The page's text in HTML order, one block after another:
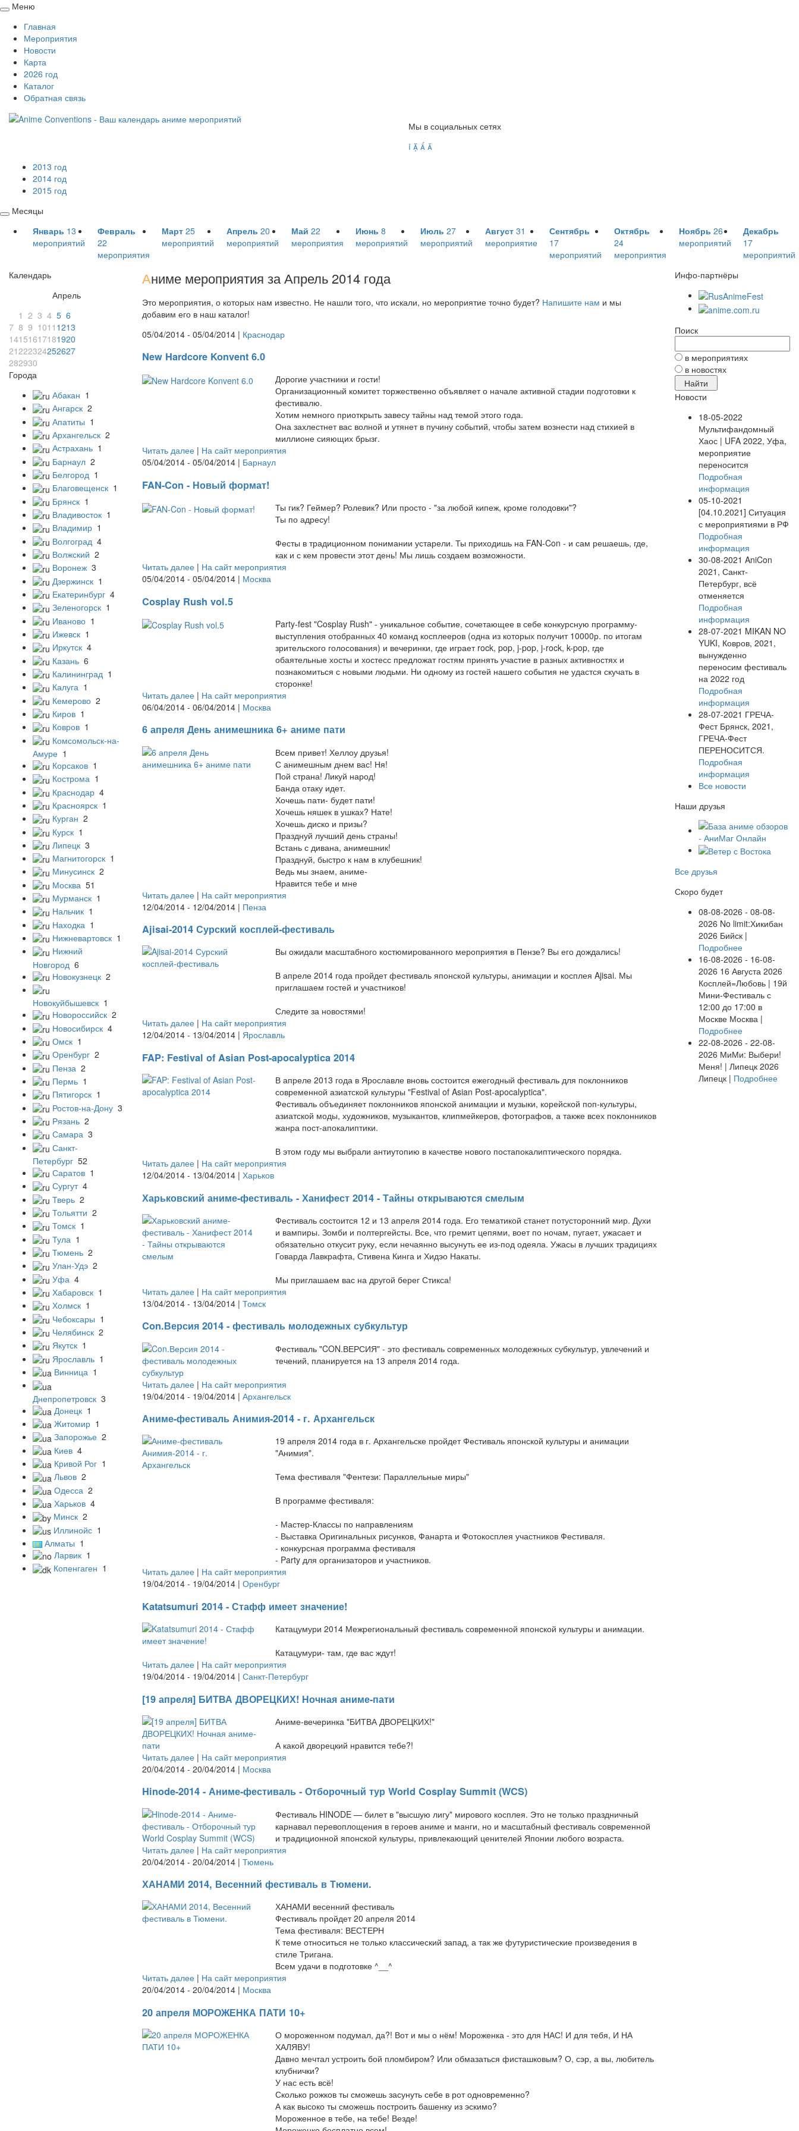
Свернуть
развернуть
Меню
Главная
Мероприятия
Новости
Карта
2026 год
Каталог
Обратная связь
Мы в социальных сетях
   
2013 год
2014 год
2015 год
Свернуть
развернуть
Месяцы
Январь 13
мероприятий
Февраль
22
мероприятия
Март 25
мероприятий
Апрель 20
мероприятий
Май 22
мероприятия
Июнь 8
мероприятий
Июль 27
мероприятий
Август 31
мероприятие
Сентябрь
17
мероприятий
Октябрь
24
мероприятия
Ноябрь 26
мероприятий
Декабрь
17
мероприятий
Календарь
Апрель
1 2 3 4 5 6
7 8 9 1011 1213
14151617181920
21222324252627
282930
Города
Абакан 1
Ангарск 2
Апатиты 1
Архангельск 2
Астрахань 1
Барнаул 2
Белгород 1
Благовещенск 1
Брянск 1
Владивосток 1
Владимир 1
Волгоград 4
Волжский 2
Воронеж 3
Дзержинск 1
Екатеринбург 4
Зеленогорск 1
Иваново 1
Ижевск 1
Иркутск 4
Казань 6
Калининград 1
Калуга 1
Кемерово 2
Киров 1
Ковров 1
Комсомольск-на-
Амуре 1
Корсаков 1
Кострома 1
Краснодар 4
Красноярск 1
Курган 2
Курск 1
Липецк 3
Магнитогорск 1
Минусинск 2
Москва 51
Мурманск 1
Нальчик 1
Находка 1
Нижневартовск 1
Нижний
Новгород 6
Новокузнецк 2
Новокуйбышевск 1
Новороссийск 2
Новосибирск 4
Омск 1
Оренбург 2
Пенза 2
Пермь 1
Пятигорск 1
Ростов-на-Дону 3
Рязань 2
Самара 3
Санкт-
Петербург 52
Саратов 1
Сургут 4
Тверь 2
Тольятти 2
Томск 1
Тула 1
Тюмень 2
Улан-Удэ 2
Уфа 4
Хабаровск 1
Холмск 1
Чебоксары 1
Челябинск 2
Якутск 1
Ярославль 1
Винница 1
Днепропетровск 3
Донецк 1
Житомир 1
Запорожье 2
Киев 4
Кривой Рог 1
Львов 2
Одесса 2
Харьков 4
Минск 2
Иллинойс 1
Алматы 1
Ларвик 1
Копенгаген 1
Аниме мероприятия за Апрель 2014 года
Это мероприятия, о которых нам известно. Не нашли того, что искали, но мероприятие точно будет? Напишите нам и мы
добавим его в наш каталог!
05/04/2014 - 05/04/2014 | Краснодар
New Hardcore Konvent 6.0
Дорогие участники и гости!
Организационный комитет торжественно объявляет о начале активной стадии подготовки к
фестивалю.
Хотим немного приоткрыть завесу тайны над темой этого года.
Она захлестнет вас волной и утянет в пучину событий, чтобы затем вознести над стихией в
миллионе сияющих брызг.
Читать далее | На сайт мероприятия
05/04/2014 - 05/04/2014 | Барнаул
FAN-Con - Новый формат!
Ты гик? Геймер? Ролевик? Или просто - "за любой кипеж, кроме голодовки"?
Ты по адресу!
Фесты в традиционном понимании устарели. Ты приходишь на FAN-Con - и сам решаешь, где,
как и с кем провести этот день! Мы лишь создаем возможности.
Читать далее | На сайт мероприятия
05/04/2014 - 05/04/2014 | Москва
Cosplay Rush vol.5
Party-fest "Cosplay Rush" - уникальное событие, сочетающее в себе конкурсную программу-
выступления отобранных 40 команд косплееров (одна из которых получит 10000р. по итогам
зрительского голосования) и вечеринки, где играет rock, pop, j-pop, j-rock, k-pop, где
обаятельные хосты и хостесс предложат гостям принять участие в разных активностях и
познакомиться с новыми людьми. Ни одному из гостей нашего события не удастся скучать в
сторонке!
Читать далее | На сайт мероприятия
06/04/2014 - 06/04/2014 | Москва
6 апреля День анимешника 6+ аниме пати
Всем привет! Хеллоу друзья!
С анимешным днем вас! Ня!
Пой страна! Ликуй народ!
Банда отаку идет.
Хочешь пати- будет пати!
Хочешь няшек в ушках? Нате!
Хочешь диско и призы?
Празднуй лучший день страны!
Встань с дивана, анимешник!
Празднуй, быстро к нам в клубешник!
Ведь мы знаем, аниме-
Нравится тебе и мне
Читать далее | На сайт мероприятия
12/04/2014 - 12/04/2014 | Пенза
Ajisai-2014 Сурский косплей-фестиваль
Вы ожидали масштабного костюмированного мероприятия в Пензе? Вы его дождались!
В апреле 2014 года пройдет фестиваль японской культуры, анимации и косплея Ajisai. Мы
приглашаем гостей и участников!
Следите за новостями!
Читать далее | На сайт мероприятия
12/04/2014 - 13/04/2014 | Ярославль
FAP: Festival of Asian Post-apocalyptica 2014
В апреле 2013 года в Ярославле вновь состоится ежегодный фестиваль для поклонников
современной азиатской культуры "Festival of Asian Post-apocalyptica".
Фестиваль объединяет поклонников японской анимации и музыки, корейской поп-культуры,
азиатской моды, художников, музыкантов, клипмейкеров, фотографов, а также всех поклонников
жанра пост-апокалиптики.
В этом году мы выбрали антиутопию в качестве нового постапокалиптического порядка.
Читать далее | На сайт мероприятия
12/04/2014 - 13/04/2014 | Харьков
Харьковский аниме-фестиваль - Ханифест 2014 - Тайны открываются смелым
Фестиваль состоится 12 и 13 апреля 2014 года. Его тематикой станет потусторонний мир. Духи
и вампиры. Зомби и полтергейсты. Все, что гремит цепями, воет по ночам, пугает, ужасает и
обязательно откусит руку, если нечаянно высунуть ее из-под одеяла. Ужасы в лучших традициях
Говарда Лавкрафта, Стивена Кинга и Хидэо Накаты.
Мы приглашаем вас на другой берег Стикса!
Читать далее | На сайт мероприятия
13/04/2014 - 13/04/2014 | Томск
Con.Версия 2014 - фестиваль молодежных субкультур
Фестиваль "CON.ВЕРСИЯ" - это фестиваль современных молодежных субкультур, увлечений и
течений, планируется на 13 апреля 2014 года.
Читать далее | На сайт мероприятия
19/04/2014 - 19/04/2014 | Архангельск
Аниме-фестиваль Анимия-2014 - г. Архангельск
19 апреля 2014 года в г. Архангельске пройдет Фестиваль японской культуры и анимации
"Анимия".
Тема фестиваля "Фентези: Параллельные миры"
В программе фестиваля:
- Мастер-Классы по направлениям
- Выставка Оригинальных рисунков, Фанарта и Фотокосплея участников Фестиваля.
- конкурсная программа фестиваля
- Party для организаторов и участников.
Читать далее | На сайт мероприятия
19/04/2014 - 19/04/2014 | Оренбург
Katatsumuri 2014 - Стафф имеет значение!
Катацумури 2014 Межрегиональный фестиваль современной японской культуры и анимации.
Катацумури- там, где вас ждут!
Читать далее | На сайт мероприятия
19/04/2014 - 19/04/2014 | Санкт-Петербург
[19 апреля] БИТВА ДВОРЕЦКИХ! Ночная аниме-пати
Аниме-вечеринка "БИТВА ДВОРЕЦКИХ!"
А какой дворецкий нравится тебе?!
Читать далее | На сайт мероприятия
20/04/2014 - 20/04/2014 | Москва
Hinode-2014 - Аниме-фестиваль - Отборочный тур World Cosplay Summit (WCS)
Фестиваль HINODE — билет в "высшую лигу" мирового косплея. Это не только праздничный
карнавал перевоплощения в героев аниме и манги, но и масштабный фестиваль современной
и традиционной японской культуры, привлекающий ценителей Японии любого возраста.
Читать далее | На сайт мероприятия
20/04/2014 - 20/04/2014 | Тюмень
ХАНАМИ 2014, Весенний фестиваль в Тюмени.
ХАНАМИ весенний фестиваль
Фестиваль пройдет 20 апреля 2014
Тема фестиваля: ВЕСТЕРН
К теме относиться не только классический запад, а так же футуристические произведения в
стиле Тригана.
Всем удачи в подготовке ^__^
Читать далее | На сайт мероприятия
20/04/2014 - 20/04/2014 | Москва
20 апреля МОРОЖЕНКА ПАТИ 10+
О мороженном подумал, да?! Вот и мы о нём! Мороженка - это для НАС! И для тебя, И НА
ХАЛЯВУ!
Давно мечтал устроить бой пломбиром? Или обмазаться фисташковым? О, сэр, а вы, любитель
клубнички?
У нас есть всё!
Сколько рожков ты сможешь засунуть себе в рот одновременно?
А как высоко ты сможешь построить башенку из эскимо?
Мороженное в тебе, на тебе! Везде!
Инфо-партнёры
Поиск
в мероприятиях
в новостях
Новости
18-05-2022
Мультифандомный
Хаос | UFA 2022, Уфа,
мероприятие
переносится
Подробная
информация
05-10-2021
[04.10.2021] Ситуация
с мероприятиями в РФ
Подробная
информация
30-08-2021 AniCon
2021, Санкт-
Петербург, всё
отменяется
Подробная
информация
28-07-2021 MIKAN NO
YUKI, Ковров, 2021,
вынужденно
переносим фестиваль
на 2022 год
Подробная
информация
28-07-2021 ГРЕЧА-
Фест Брянск, 2021,
ГРЕЧА-Фест
ПЕРЕНОСИТСЯ.
Подробная
информация
Все новости
Наши друзья
Все друзья
Скоро будет
08-08-2026 - 08-08-
2026 No limit:Хикибан
2026 Бийск |
Подробнее
16-08-2026 - 16-08-
2026 16 Августа 2026
Косплей=Любовь | 19й
Мини-Фестиваль с
12:00 до 17:00 в
Москве Москва |
Подробнее
22-08-2026 - 22-08-
2026 МиМи: Выбери!
Меня! | Липецк 2026
Липецк | Подробнее